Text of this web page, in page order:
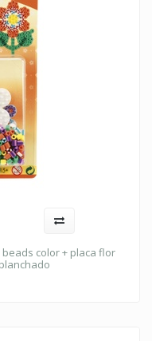
beads color + placa flor